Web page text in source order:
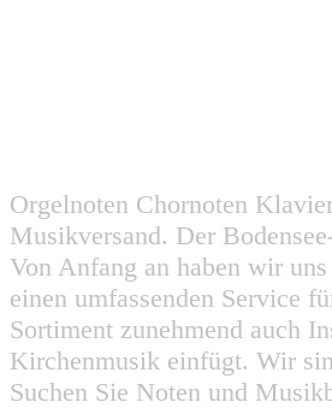
Orgelnoten Chornoten
Musikversand. Der
Von Anfang an haben wir
einen umfassenden Service
Sortiment zunehmend auch
Kirchenmusik einfügt. Wir
Suchen Sie Noten und